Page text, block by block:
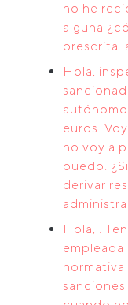
no he
alguna
prescrita
Hola,
euros.
no voy a
puedo.
derivar
Hola, .
empleada
normativa